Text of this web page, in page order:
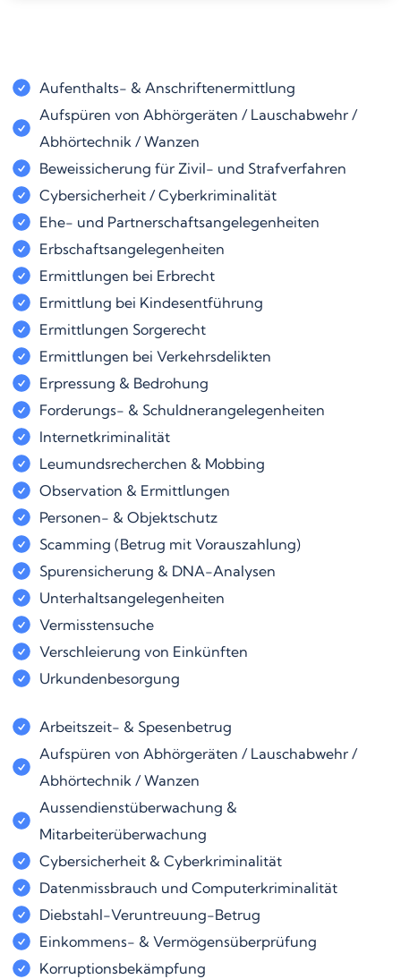
Aufenthalts- & Anschriftenermittlung
Aufspüren von Abhörgeräten / Lauschabwehr /
Abhörtechnik / Wanzen
Beweissicherung für Zivil- und Strafverfahren
Cybersicherheit / Cyberkriminalität
Ehe- und Partnerschaftsangelegenheiten
Erbschaftsangelegenheiten
Ermittlungen bei Erbrecht
Ermittlung bei Kindesentführung
Ermittlungen Sorgerecht
Ermittlungen bei Verkehrsdelikten
Erpressung & Bedrohung
Forderungs- & Schuldnerangelegenheiten
Internetkriminalität
Leumundsrecherchen & Mobbing
Observation & Ermittlungen
Personen- & Objektschutz
Scamming (Betrug mit Vorauszahlung)
Spurensicherung & DNA-Analysen
Unterhaltsangelegenheiten
Vermisstensuche
Verschleierung von Einkünften
Urkundenbesorgung
Arbeitszeit- & Spesenbetrug
Aufspüren von Abhörgeräten / Lauschabwehr /
Abhörtechnik / Wanzen
Aussendienstüberwachung &
Mitarbeiterüberwachung
Cybersicherheit & Cyberkriminalität
Datenmissbrauch und Computerkriminalität
Diebstahl-Veruntreuung-Betrug
Einkommens- & Vermögensüberprüfung
Korruptionsbekämpfung